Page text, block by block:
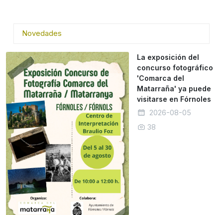
Novedades
La exposición del
concurso fotográfico
'Comarca del
Matarraña' ya puede
visitarse en Fórnoles
2026-08-05
38